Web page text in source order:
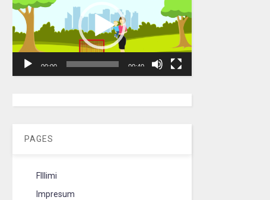
00:00 00:40
PAGES
FIllimi
Impresum